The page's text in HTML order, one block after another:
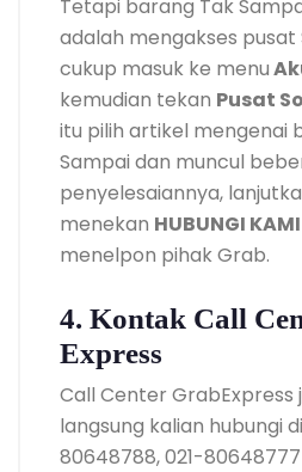
Tetapi barang Tak
adalah mengakses pusat
cukup masuk ke menu
kemudian tekan Pusat
itu pilih artikel mengenai
Sampai dan muncul
penyelesaiannya,
menekan HUBUNGI KAMI
menelpon pihak Grab.
4. Kontak Call
Express
Call Center GrabExpress
langsung kalian hubungi
80648788, 021-